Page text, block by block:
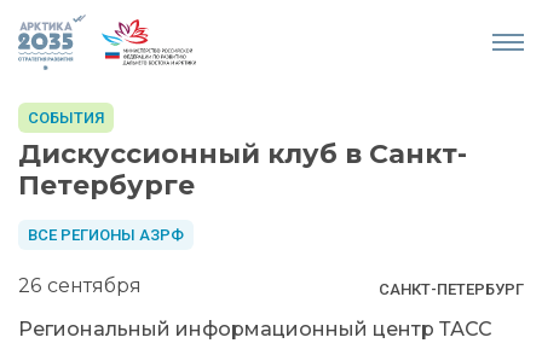
Дискуссионный клуб в Санкт-
Петербурге
ВСЕ РЕГИОНЫ АЗРФ
СОБЫТИЯ
26 сентября САНКТ-ПЕТЕРБУРГ
Региональный информационный центр ТАСС